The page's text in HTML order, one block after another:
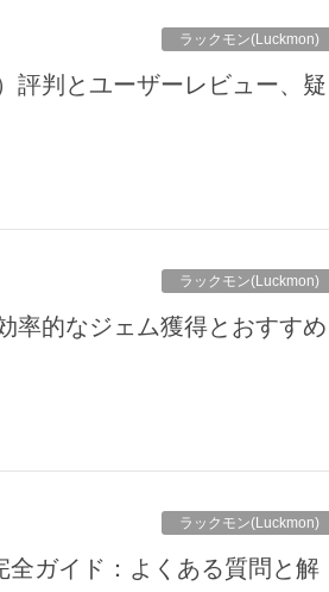
ラックモン(Luckmon)
評判とユーザーレビュー、疑
ラックモン(Luckmon)
率的なジェム獲得とおすすめ
ラックモン(Luckmon)
ガイド：よくある質問と解